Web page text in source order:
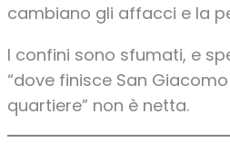
cambiano gli affacci e la
I confini sono sfumati, e
“dove finisce San
quartiere” non è netta.